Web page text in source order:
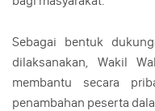
Sebagai bentuk
dilaksanakan, Wakil
membantu secara
penambahan peserta